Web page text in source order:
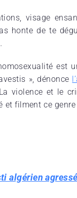
visage
honte de te
est
», dénonce
violence et le
et filment ce
algérien agressé